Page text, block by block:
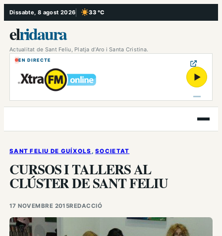
Vés
al
contingut
Dissabte, 8 agost 2026 33 °C
, Cel serè
elridaura
Actualitat de Sant Feliu, Platja d’Aro i Santa Cristina.
EN DIRECTE
▶
Obre
el
SANT FELIU DE GUÍXOLS , SOCIETAT
CURSOS I TALLERS AL
CLÚSTER DE SANT FELIU
17 NOVEMBRE 2015REDACCIÓ